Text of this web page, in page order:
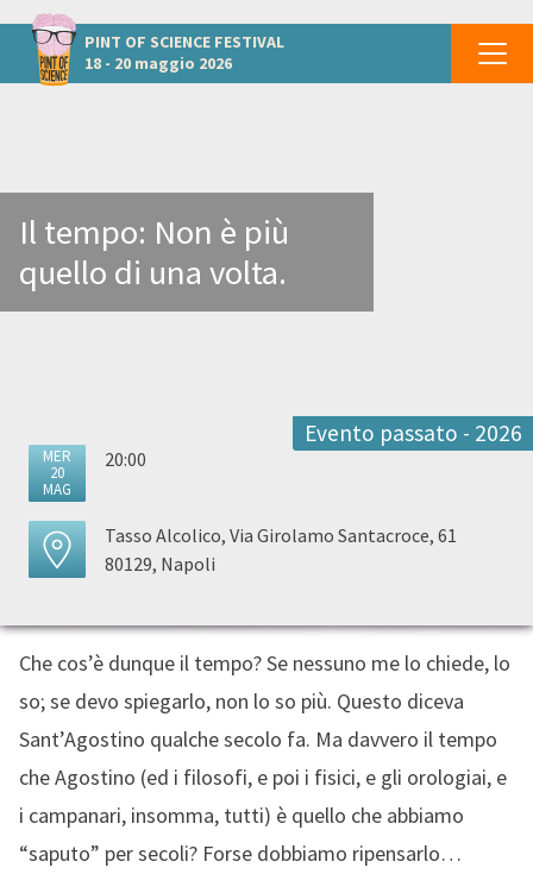
PINT OF SCIENCE FESTIVAL
18 - 20 maggio 2026
Altri eventi a Napoli
Il tempo: Non è più
quello di una volta.
Evento passato - 2026
MER
20
MAG
20:00
Tasso Alcolico, Via Girolamo Santacroce, 61
80129, Napoli
Che cos’è dunque il tempo? Se nessuno me lo chiede, lo
so; se devo spiegarlo, non lo so più. Questo diceva
Sant’Agostino qualche secolo fa. Ma davvero il tempo
che Agostino (ed i filosofi, e poi i fisici, e gli orologiai, e
i campanari, insomma, tutti) è quello che abbiamo
“saputo” per secoli? Forse dobbiamo ripensarlo…